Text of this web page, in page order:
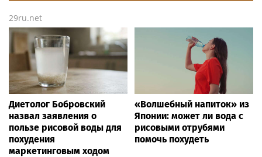
29ru.net
Диетолог Бобровский
назвал заявления о
пользе рисовой воды для
похудения
маркетинговым ходом
«Волшебный напиток» из
Японии: может ли вода с
рисовыми отрубями
помочь похудеть